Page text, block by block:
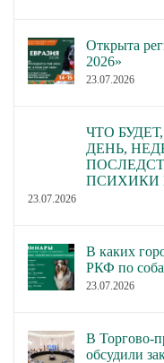
Открыта
2026»
23.07.2026
ЧТО
ДЕНЬ,
ПСИХИКИ
23.07.2026
В каких
РКФ по
23.07.2026
В Торгово-
обсудили